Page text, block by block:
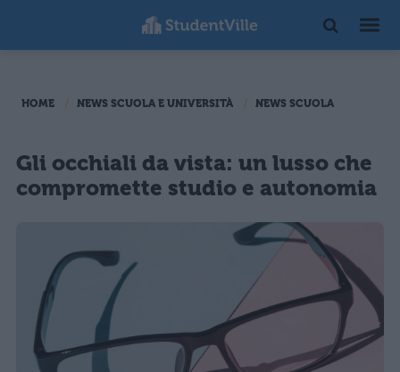
HOME NEWS SCUOLA E UNIVERSITÀ NEWS SCUOLA
Gli occhiali da vista: un lusso che
compromette studio e autonomia